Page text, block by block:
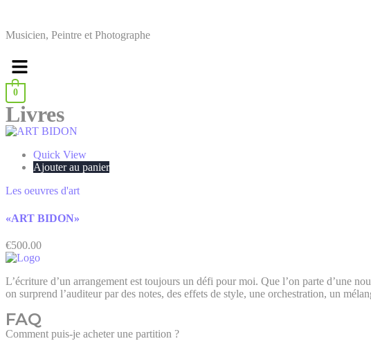
Musicien, Peintre et Photographe
0
Livres
Quick View
Ajouter au panier
Les oeuvres d'art
«ART BIDON»
€500.00
L’écriture d’un arrangement est toujours un défi pour moi. Que l’on parte d’une
on surprend l’auditeur par des notes, des effets de style, une orchestration, un
FAQ
Comment puis-je acheter une partition ?